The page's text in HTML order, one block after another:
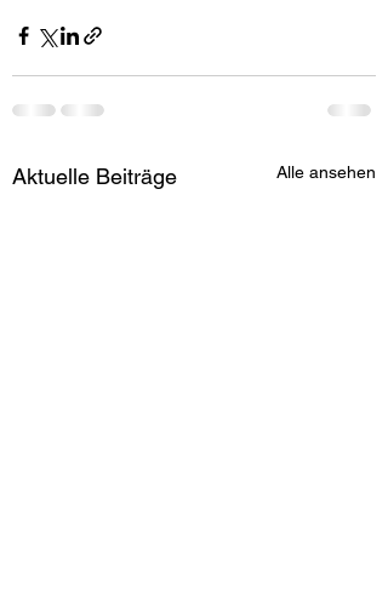
Aktuelle Beiträge Alle ansehen